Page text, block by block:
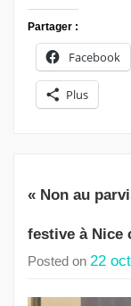
Partager :
Facebook
Plus
« Non au
festive à Nice
Posted on 22